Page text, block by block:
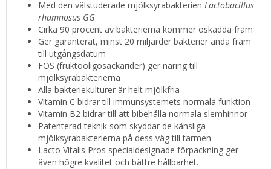
Med den välstuderade mjölksyrabakterien Lactobacillus
rhamnosus GG
Cirka 90 procent av bakterierna kommer oskadda fram
Ger garanterat, minst 20 miljarder bakterier ända fram
till utgångsdatum
FOS (fruktooligosackarider) ger näring till
mjölksyrabakterierna
Alla bakteriekulturer är helt mjölkfria
Vitamin C bidrar till immunsystemets normala funktion
Vitamin B2 bidrar till att bibehålla normala slemhinnor
Patenterad teknik som skyddar de känsliga
mjölksyrabakterierna på dess väg till tarmen
Lacto Vitalis Pros specialdesignade förpackning ger
även högre kvalitet och bättre hållbarhet.